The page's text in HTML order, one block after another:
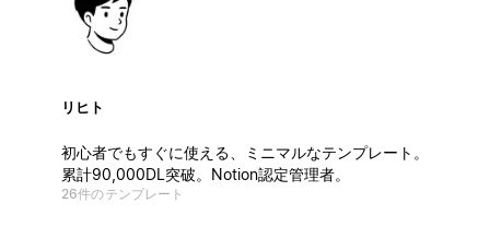
リヒト
初心者でもすぐに使える、ミニマルなテンプレート。
累計90,000DL突破。Notion認定管理者。
26件のテンプレート